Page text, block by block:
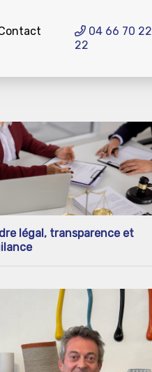
04 66 70 22
22
légal, transparence et